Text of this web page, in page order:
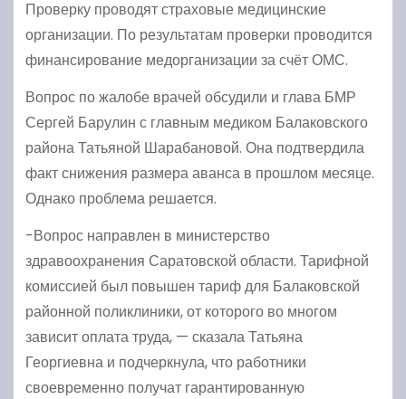
Проверку проводят страховые медицинские
организации. По результатам проверки проводится
финансирование медорганизации за счёт ОМС.
Вопрос по жалобе врачей обсудили и глава БМР
Сергей Барулин с главным медиком Балаковского
района Татьяной Шарабановой. Она подтвердила
факт снижения размера аванса в прошлом месяце.
Однако проблема решается.
-Вопрос направлен в министерство
здравоохранения Саратовской области. Тарифной
комиссией был повышен тариф для Балаковской
районной поликлиники, от которого во многом
зависит оплата труда, — сказала Татьяна
Георгиевна и подчеркнула, что работники
своевременно получат гарантированную